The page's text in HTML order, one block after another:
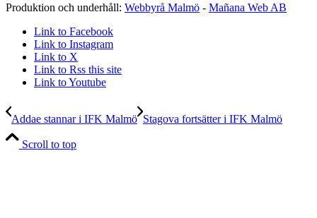
Produktion och underhåll: Webbyrå Malmö - Mañana Web AB
Link to Facebook
Link to Instagram
Link to X
Link to Rss this site
Link to Youtube
Addae stannar i IFK Malmö Stagova fortsätter i IFK Malmö
Scroll to top